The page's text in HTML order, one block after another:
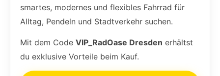
smartes, modernes und flexibles Fahrrad für
Alltag, Pendeln und Stadtverkehr suchen.
Mit dem Code VIP_RadOase Dresden erhältst
du exklusive Vorteile beim Kauf.